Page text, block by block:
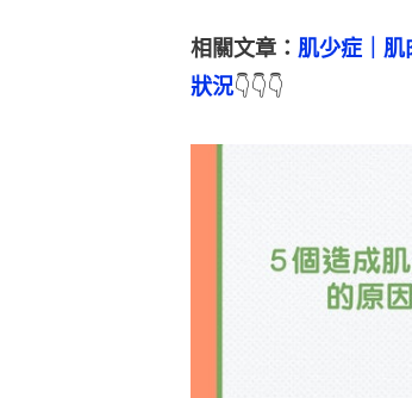
相關文章： 肌少症｜
狀況👇👇👇